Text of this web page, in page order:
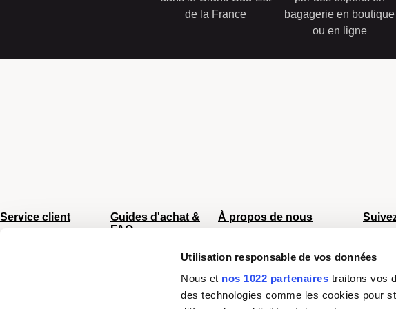
Utilisation responsable de vos données
Nous et nos 1022 partenaires traitons vos
des technologies comme les cookies pour
de la France
bagagerie en boutique
ou en ligne
Service client
Guides d'achat &
FAQ
À propos de nous
Chiffres clés
Mentions légales
Plan du site
Facebook